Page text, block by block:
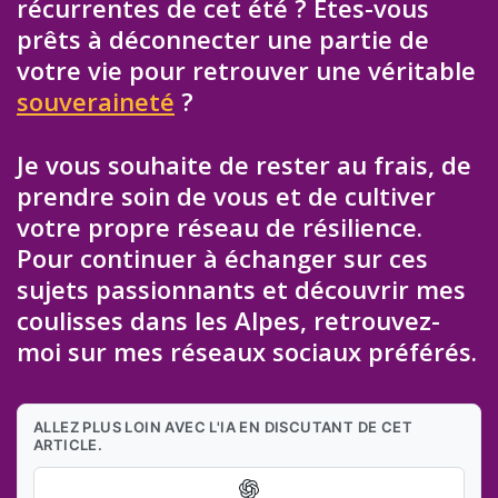
récurrentes de cet été ? Êtes-vous
prêts à déconnecter une partie de
votre vie pour retrouver une véritable
souveraineté ?
Je vous souhaite de rester au frais, de
prendre soin de vous et de cultiver
votre propre réseau de résilience.
Pour continuer à échanger sur ces
sujets passionnants et découvrir mes
coulisses dans les Alpes, retrouvez-
moi sur mes réseaux sociaux préférés.
ALLEZ PLUS LOIN AVEC L'IA EN DISCUTANT DE CET
ARTICLE.